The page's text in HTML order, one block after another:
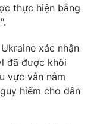
thực hiện bằng
xác nhận
đã được khôi
vực vẫn nằm
hiểm cho dân